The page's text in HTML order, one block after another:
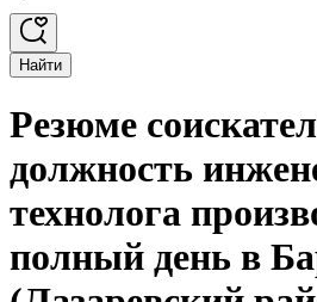
Найти
Резюме
должность
технолога
полный день в